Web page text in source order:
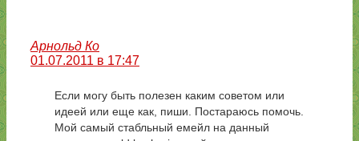
Арнольд Ко
01.07.2011 в 17:47
Если могу быть полезен каким советом или
идеей или еще как, пиши. Постараюсь помочь.
Мой самый стабльный емейл на данный